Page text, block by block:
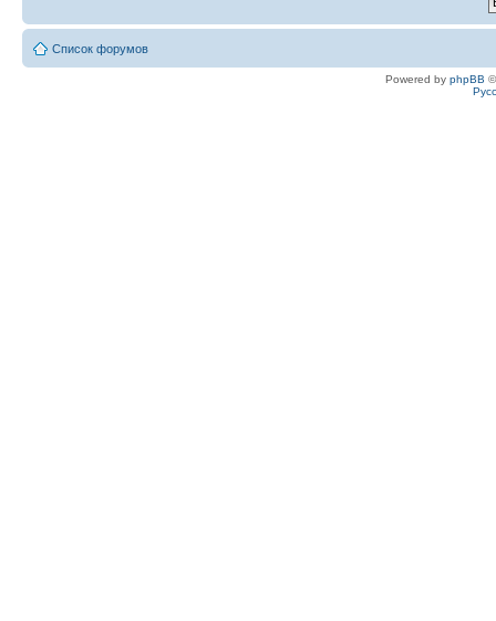
Список форумов
Powered by phpBB